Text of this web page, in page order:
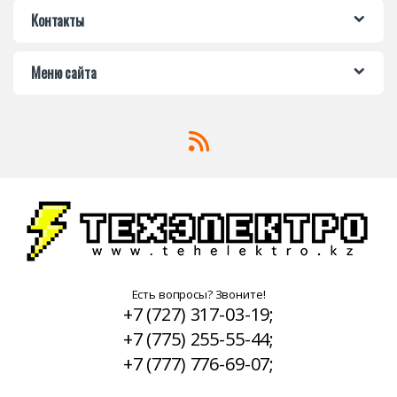
Контакты
Меню сайта
Есть вопросы? Звоните!
+7 (727) 317-03-19;
+7 (775) 255-55-44;
+7 (777) 776-69-07;